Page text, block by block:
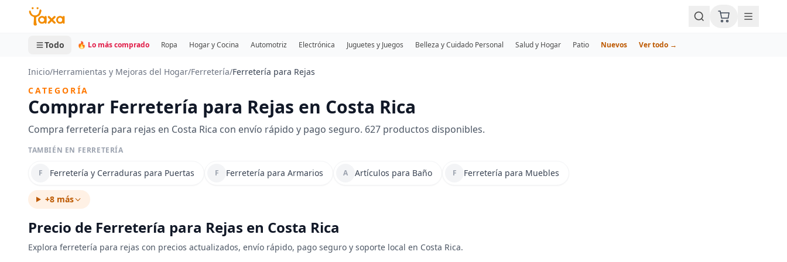
MINI CARRITO
0 productos
Todo 🔥 Lo más comprado Ropa Hogar y Cocina Automotriz Electrónica Juguetes y Juegos Belleza y Cuidado Personal Salud y Hogar Patio Nuevos Ver todo →
Inicio/Herramientas y Mejoras del Hogar/Ferretería/Ferretería para Rejas
CATEGORÍA
Comprar Ferretería para Rejas en Costa Rica
Compra ferretería para rejas en Costa Rica con envío rápido y pago seguro. 627 productos disponibles.
TAMBIÉN EN FERRETERÍA
F Ferretería y Cerraduras para Puertas F Ferretería para Armarios A Artículos para Baño F Ferretería para Muebles
+8 más
Precio de Ferretería para Rejas en Costa Rica
Explora ferretería para rejas con precios actualizados, envío rápido, pago seguro y soporte local en Costa Rica.